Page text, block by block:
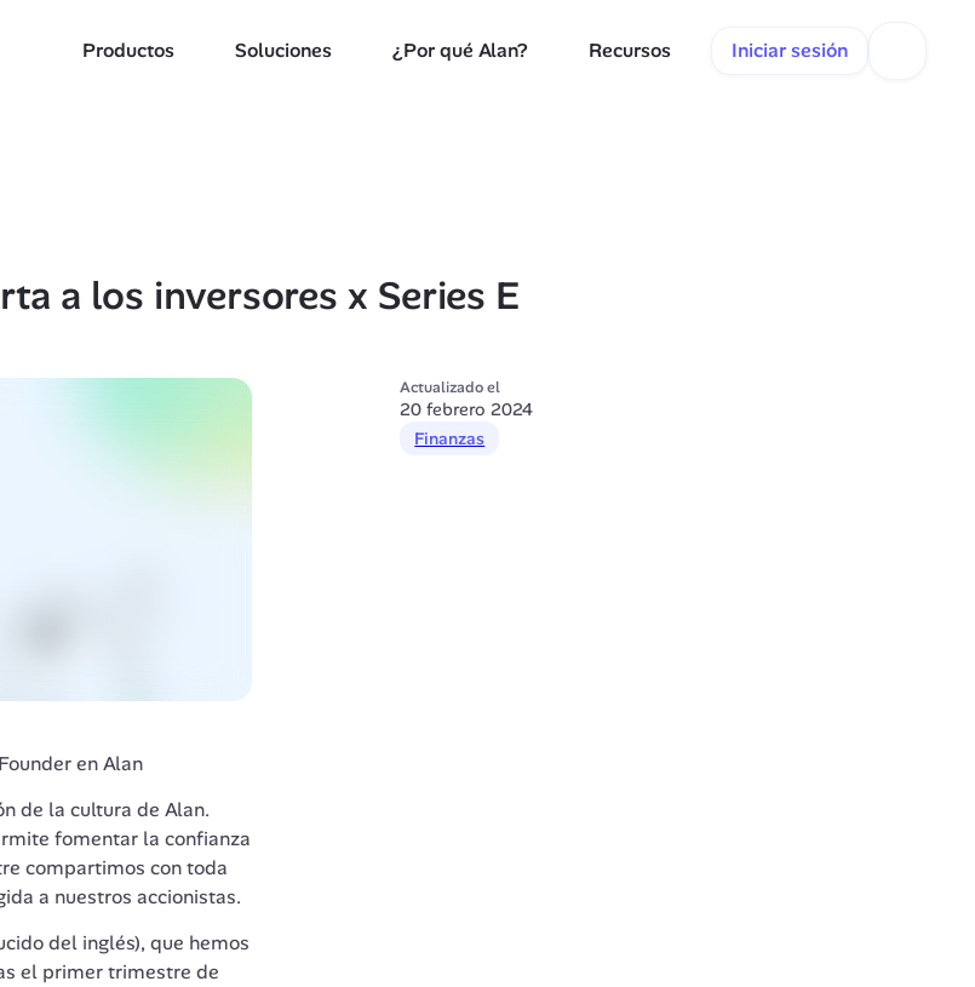
Productos Soluciones ¿Por qué Alan? Recursos Iniciar sesión
a los inversores x Series E
en Alan
de la cultura de Alan.
fomentar la confianza
compartimos con toda
a nuestros accionistas.
del inglés), que hemos
el primer trimestre de
Actualizado el
20 febrero 2024
Finanzas